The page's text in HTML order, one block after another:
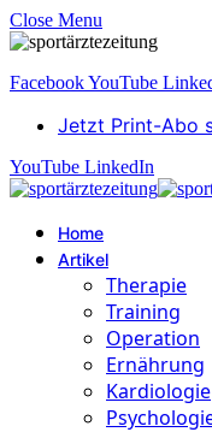
Close Menu
FacebookYouTube
Jetzt Print-Abo
YouTube LinkedIn
Home
Artikel
Therapie
Training
Operation
Ernährung
Kardiologie